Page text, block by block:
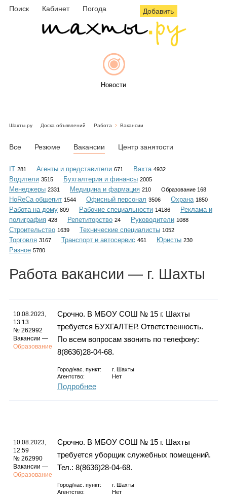
Поиск Кабинет Погода Добавить
Новости
Объявления
Каталог
Инфо
Гороскоп
Карты
Шахты.ру Доска объявлений Работа Вакансии
Все Резюме Вакансии Центр занятости
IT 281 Агенты и представители 671 Вахта 4932
Водители 3515 Бухгалтерия и финансы 2005
Менеджеры 2331 Медицина и фармация 210 Образование 168
HoReCa общепит 1544 Офисный персонал 3506 Охрана 1850
Работа на дому 809 Рабочие специальности 14186
Реклама и
полиграфия 428 Репетиторство 24 Руководители 1088
Строительство 1639 Технические специалисты 1052
Торговля 3167 Транспорт и автосервис 461 Юристы 230
Разное 5780
Работа вакансии — г. Шахты
10.08.2023,
13:13
№ 262992
Вакансии —
Образование
Срочно. В МБОУ СОШ № 15 г. Шахты
требуется БУХГАЛТЕР. Ответственность.
По всем вопросам звонить по телефону:
8(8636)28-04-68.
Город/нас. пункт: г.
Шахты
Агентство:
Нет
Подробнее
10.08.2023,
12:59
№ 262990
Вакансии —
Образование
Срочно. В МБОУ СОШ № 15 г. Шахты
требуется уборщик служебных помещений.
Тел.: 8(8636)28-04-68.
Город/нас. пункт: г.
Шахты
Агентство:
Нет